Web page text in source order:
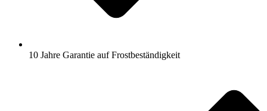
10 Jahre Garantie auf Frostbeständigkeit